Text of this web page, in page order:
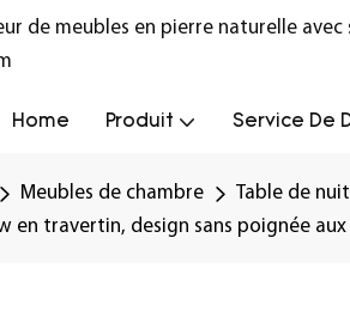
de meubles en pierre naturelle avec
Home Produit Service De
Meubles de chambre
Table de nuit
en travertin, design sans poignée